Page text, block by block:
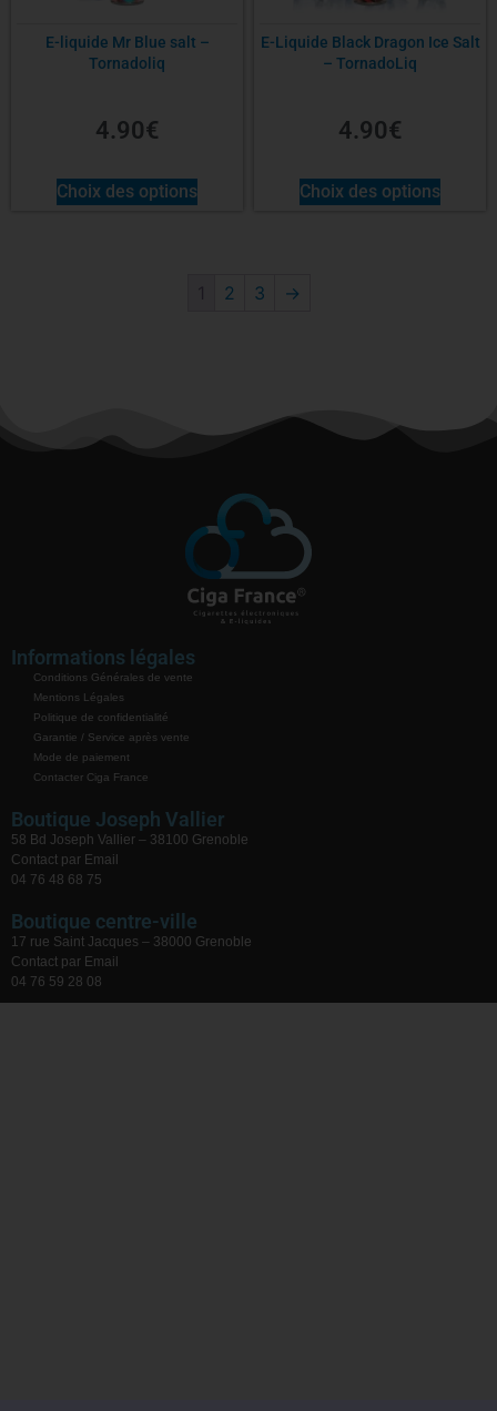
E-liquide Mr Blue salt –
Tornadoliq
4.90€
Choix des options
E-Liquide Black Dragon Ice Salt
– TornadoLiq
4.90€
Choix des options
1 2 3 →
Informations légales
Conditions Générales de vente
Mentions Légales
Politique de confidentialité
Garantie / Service après vente
Mode de paiement
Contacter Ciga France
Boutique Joseph Vallier
58 Bd Joseph Vallier – 38100 Grenoble
Contact par Email
04 76 48 68 75
Boutique centre-ville
17 rue Saint Jacques – 38000 Grenoble
Contact par Email
04 76 59 28 08